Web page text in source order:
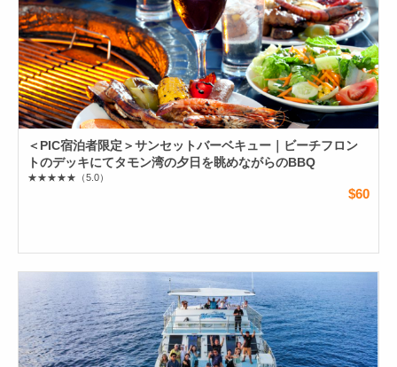
＜PIC宿泊者限定＞サンセットバーベキュー｜ビーチフロン
トのデッキにてタモン湾の夕日を眺めながらのBBQ
★★★★★ （5.0）
$60